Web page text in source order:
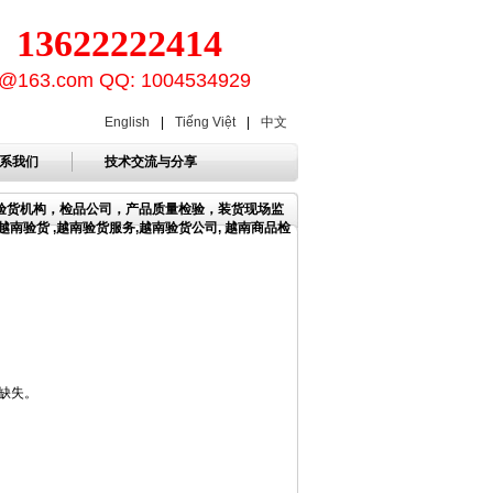
QQ: 1004534929
English Tiếng Việt 中文
我们 技术交流与分享
机构，检品公司，产品质量检验，装货现场监
南验货 ,越南验货服务,越南验货公司, 越南商品检
失。